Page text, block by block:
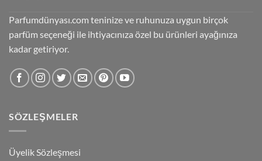
Parfumdünyası.com teninize ve ruhunuza uygun birçok
parfüm seçeneği ile ihtiyacınıza özel bu ürünleri ayağınıza
kadar getiriyor.
SÖZLEŞMELER
Üyelik Sözleşmesi